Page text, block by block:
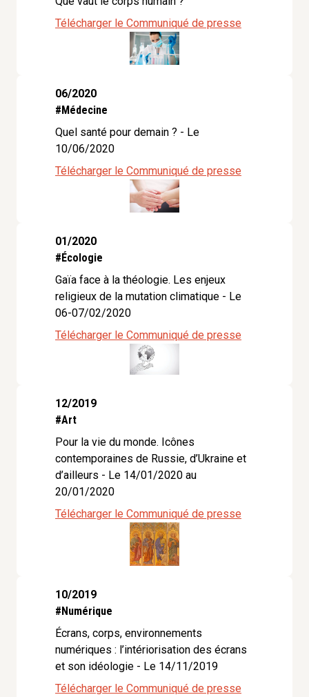
Télécharger le Communiqué de presse
06/2020
#Médecine
Quel santé pour demain ? - Le
10/06/2020
Télécharger le Communiqué de presse
01/2020
#Écologie
Gaïa face à la théologie. Les enjeux
religieux de la mutation climatique - Le
06-07/02/2020
Télécharger le Communiqué de presse
12/2019
#Art
Pour la vie du monde. Icônes
contemporaines de Russie, d’Ukraine et
d’ailleurs - Le 14/01/2020 au
20/01/2020
Télécharger le Communiqué de presse
10/2019
#Numérique
Écrans, corps, environnements
numériques : l’intériorisation des écrans
et son idéologie - Le 14/11/2019
Télécharger le Communiqué de presse